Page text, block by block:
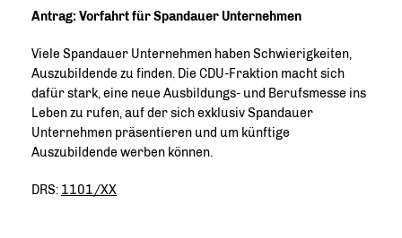
Antrag: Vorfahrt für Spandauer Unternehmen
Viele Spandauer Unternehmen haben Schwierigkeiten,
Auszubildende zu finden. Die CDU-Fraktion macht sich
dafür stark, eine neue Ausbildungs- und Berufsmesse ins
Leben zu rufen, auf der sich exklusiv Spandauer
Unternehmen präsentieren und um künftige
Auszubildende werben können.
DRS: 1101/XX